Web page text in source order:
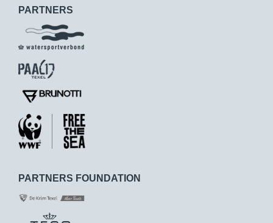
PARTNERS
PARTNERS FOUNDATION